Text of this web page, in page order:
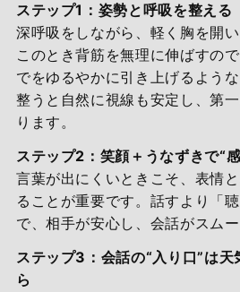
ステップ1：姿勢と呼吸を整える
深呼吸をしながら、軽く胸を開い
このとき背筋を無理に伸ばすの
でをゆるやかに引き上げるよう
整うと自然に視線も安定し、第
ります。
ステップ2：笑顔＋うなずきで“
言葉が出にくいときこそ、表情
ることが重要です。話すより「
で、相手が安心し、会話がスムー
ステップ3：会話の“入り口”は
ら